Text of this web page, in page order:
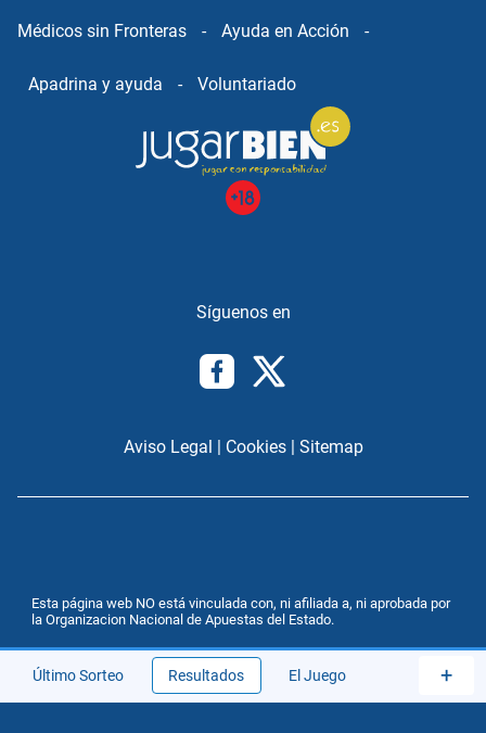
Último Sorteo Resultados El Juego +
Médicos sin Fronteras - Ayuda en Acción -
Apadrina y ayuda - Voluntariado
Aviso Legal | Cookies| Sitemap
Esta página web NO está vinculada con, ni afiliada a, ni aprobada por
la Organizacion Nacional de Apuestas del Estado.